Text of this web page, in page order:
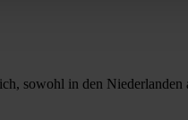
sowohl in den